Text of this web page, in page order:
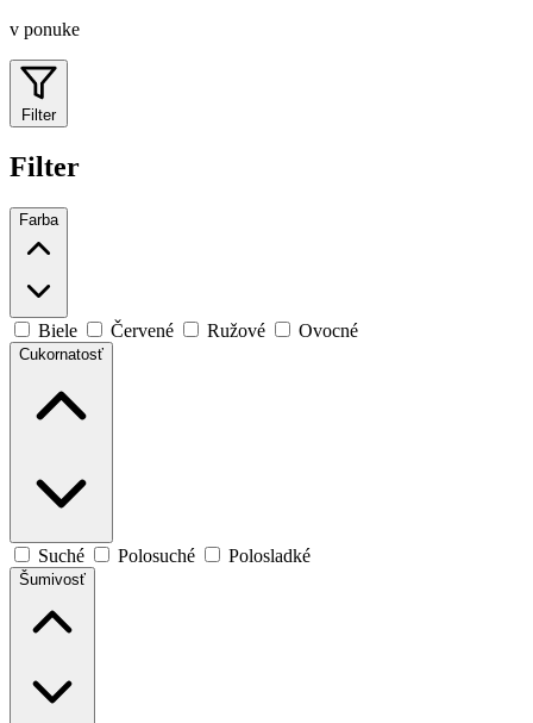
v ponuke
Filter
Filter
Farba
Biele Červené Ružové Ovocné
Cukornatosť
Suché Polosuché Polosladké
Šumivosť